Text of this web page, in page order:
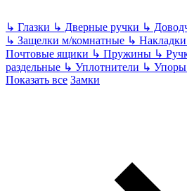
↳ Глазки ↳ Дверные ручки ↳
↳ Защелки м/комнатные ↳
Почтовые ящики ↳ Пружины ↳
раздельные ↳ Уплотнители ↳ Упоры
Показать все Замки